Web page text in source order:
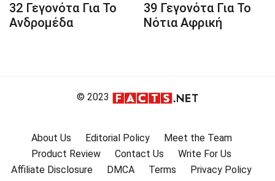
32 Γεγονότα Για Το
Ανδρομέδα
39 Γεγονότα Για Το
Νότια Αφρική
© 2023
About Us Editorial Policy
Meet the Team
Product Review
Contact Us
Write For Us
Affiliate Disclosure
DMCA Terms
Privacy Policy